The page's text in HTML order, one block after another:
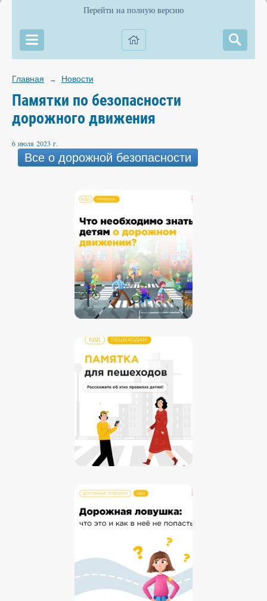
Перейти на полную версию
Главная → Новости
Памятки по безопасности
дорожного движения
6 июля 2023 г.
Все о дорожной безопасности